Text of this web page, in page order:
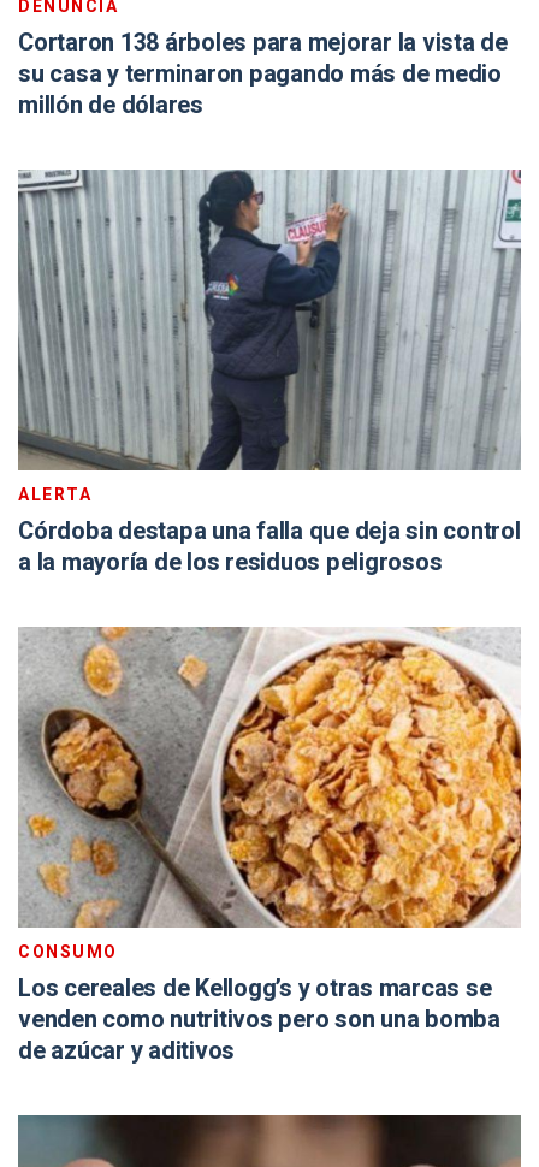
DENUNCIA
Cortaron 138 árboles para mejorar la vista de
su casa y terminaron pagando más de medio
millón de dólares
ALERTA
Córdoba destapa una falla que deja sin control
a la mayoría de los residuos peligrosos
CONSUMO
Los cereales de Kellogg’s y otras marcas se
venden como nutritivos pero son una bomba
de azúcar y aditivos